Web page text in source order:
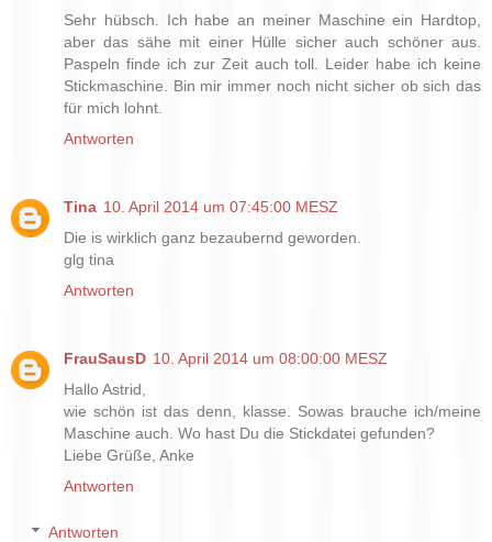
Sehr hübsch. Ich habe an meiner Maschine ein Hardtop,
aber das sähe mit einer Hülle sicher auch schöner aus.
Paspeln finde ich zur Zeit auch toll. Leider habe ich keine
Stickmaschine. Bin mir immer noch nicht sicher ob sich das
für mich lohnt.
Antworten
Tina 10. April 2014 um 07:45:00 MESZ
Die is wirklich ganz bezaubernd geworden.
glg tina
Antworten
FrauSausD 10. April 2014 um 08:00:00 MESZ
Hallo Astrid,
wie schön ist das denn, klasse. Sowas brauche ich/meine
Maschine auch. Wo hast Du die Stickdatei gefunden?
Liebe Grüße, Anke
Antworten
Antworten